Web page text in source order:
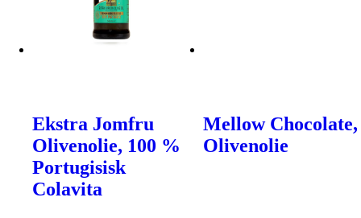
Ekstra Jomfru
Olivenolie, 100 %
Portugisisk
Colavita
Mellow Chocolate,
Olivenolie